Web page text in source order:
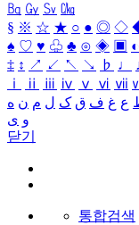
㏃ ㏉ ㏜ ㏆
§ ※ ☆ ★ ○ ● ◎ ◇
♠ ♡ ♥ ♧ ♣ ⊙ ◈ ▣ ◐
‡ ↕ ↗ ↙ ↖ ↘ ♭ ♩
ⅰ
ⅱ ⅲ ⅳ ⅴ ⅵ ⅶ
ع غ ف ق ک ل م ن ه
و ی
닫기
통합검색